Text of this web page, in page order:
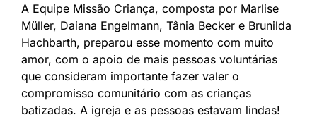
A Equipe Missão Criança, composta por Marlise
Müller, Daiana Engelmann, Tânia Becker e Brunilda
Hachbarth, preparou esse momento com muito
amor, com o apoio de mais pessoas voluntárias
que consideram importante fazer valer o
compromisso comunitário com as crianças
batizadas. A igreja e as pessoas estavam lindas!